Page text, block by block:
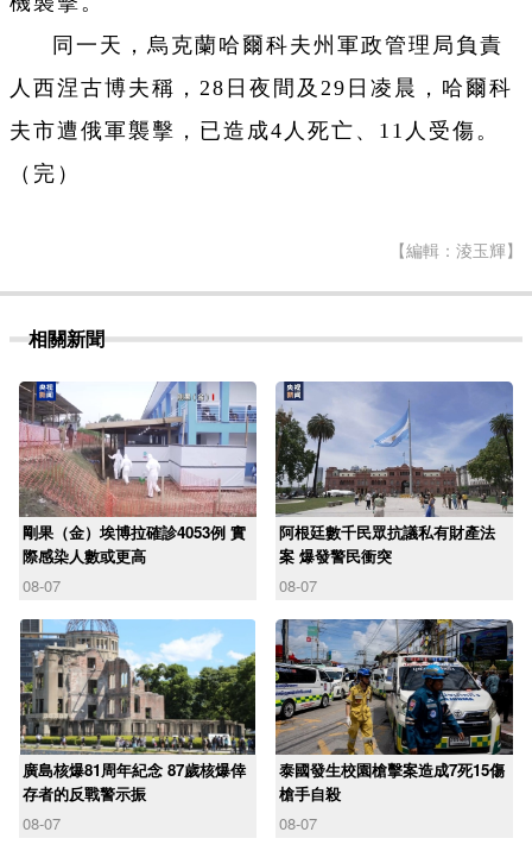
同一天，烏克蘭哈爾科夫州軍政管理局負責
人西涅古博夫稱，28日夜間及29日凌晨，哈爾科
夫市遭俄軍襲擊，已造成4人死亡、11人受傷。
（完）
【編輯：淩玉輝】
相關新聞
剛果（金）埃博拉確診4053例 實
際感染人數或更高
08-07
阿根廷數千民眾抗議私有財產法
案 爆發警民衝突
08-07
廣島核爆81周年紀念 87歲核爆倖
存者的反戰警示振
08-07
泰國發生校園槍擊案造成7死15傷
槍手自殺
08-07